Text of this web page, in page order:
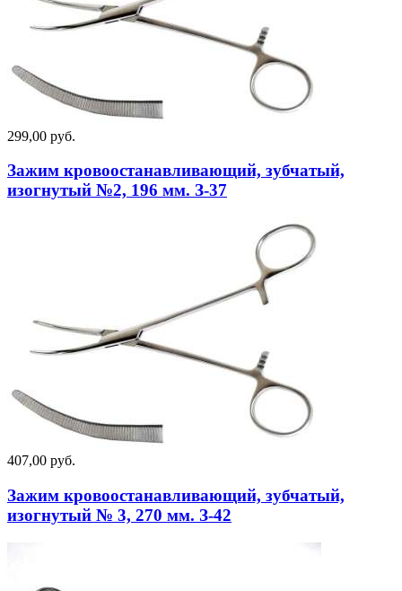
299,00 руб.
Зажим кровоостанавливающий, зубчатый,
изогнутый №2, 196 мм. З-37
407,00 руб.
Зажим кровоостанавливающий, зубчатый,
изогнутый № 3, 270 мм. З-42